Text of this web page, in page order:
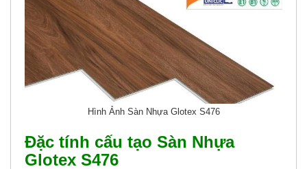
Hình Ảnh Sàn Nhựa Glotex S476
Đặc tính cấu tạo Sàn Nhựa
Glotex S476